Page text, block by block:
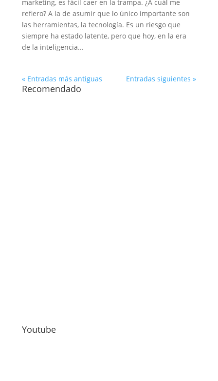
marketing, es fácil caer en la trampa. ¿A cuál me
refiero? A la de asumir que lo único importante son
las herramientas, la tecnología. Es un riesgo que
siempre ha estado latente, pero que hoy, en la era
de la inteligencia...
« Entradas más antiguas Entradas siguientes »
Recomendado
Youtube